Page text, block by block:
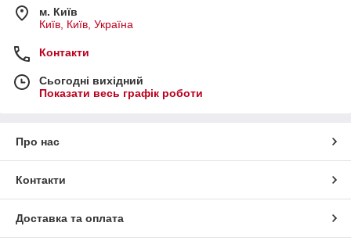
м. Київ
Київ, Київ, Україна
Контакти
Сьогодні вихідний
Показати весь графік роботи
Про нас
Контакти
Доставка та оплата